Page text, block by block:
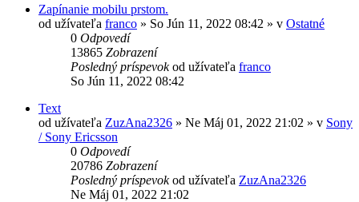
Zapínanie mobilu prstom.
od užívateľa franco » So Jún 11, 2022 08:42 » v Ostatné
0 Odpovedí
13865 Zobrazení
Posledný príspevokod užívateľa franco
So Jún 11, 2022 08:42
Text
od užívateľa ZuzAna2326 » Ne Máj 01, 2022 21:02 » v Sony
/ Sony Ericsson
0 Odpovedí
20786 Zobrazení
Posledný príspevokod užívateľa ZuzAna2326
Ne Máj 01, 2022 21:02